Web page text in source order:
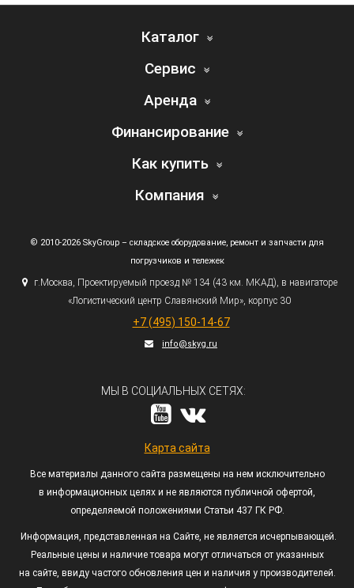
Каталог
Сервис
Аренда
Финансирование
Как купить
Компания
© 2010-2026 SkyGroup – складское оборудование, ремонт и запчасти для
погрузчиков и тележек
г. Москва, Проектируемый проезд № 134 (43км. МКАД), в навигаторе
«Логистический центр Славянский Мир», корпус 30
+7 (495) 150-14-67
info@skyg.ru
МЫ В СОЦИАЛЬНЫХ СЕТЯХ:
Карта сайта
Все материалы данного сайта размещены на нем исключительно
в информационных целях и не являются публичной офертой,
определяемой положениями Статьи 437 ГК РФ.
Информация, представленная на Сайте, не является исчерпывающей.
Реальные цены и наличие товара могут отличаться от указанных
на сайте, ввиду частого обновления цен и наличия у производителей.